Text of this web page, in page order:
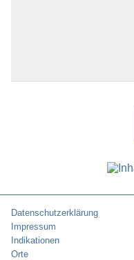
Datenschutzerklärung
Impressum
Indikationen
Orte